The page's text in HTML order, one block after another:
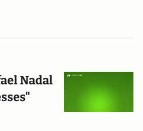
Nadal